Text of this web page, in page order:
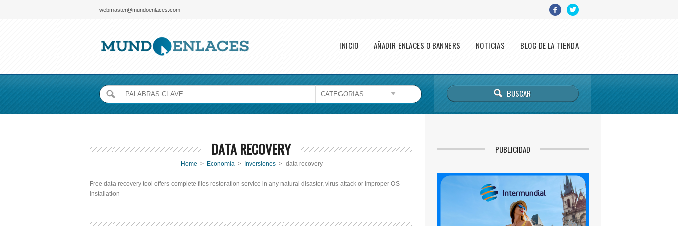
webmaster@mundoenlaces.com
Main menu
INICIO AÑADIR ENLACES O BANNERS NOTICIAS BLOG DE LA TIENDA
DATA RECOVERY
Home > Economía> Inversiones > data recovery
Free data recovery tool offers complete files restoration service in any natural disaster, virus attack or improper OS
installation
PUBLICIDAD